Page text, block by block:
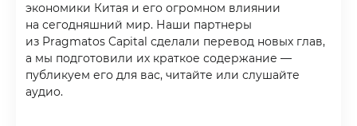
экономики Китая и его огромном влиянии
на сегодняшний мир. Наши партнеры
из Pragmatos Capital сделали перевод новых глав,
а мы подготовили их краткое содержание —
публикуем его для вас, читайте или слушайте
аудио.